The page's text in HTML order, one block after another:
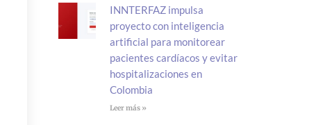
INNTERFAZ impulsa
proyecto con inteligencia
artificial para monitorear
pacientes cardíacos y evitar
hospitalizaciones en
Colombia
Leer más »